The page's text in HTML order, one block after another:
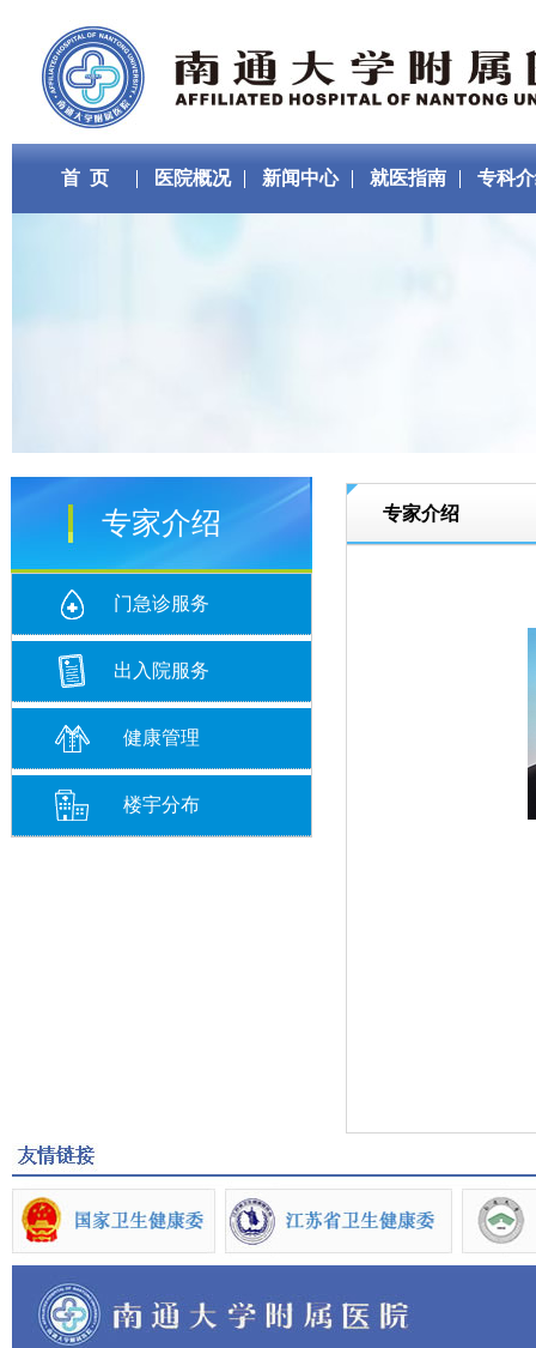
首 页 医院概况 新闻中心 就医指南 专科
专家介绍
门急诊服务
出入院服务
健康管理
楼宇分布
专家介绍